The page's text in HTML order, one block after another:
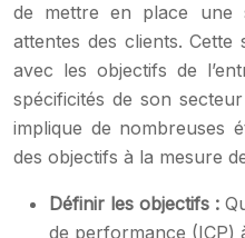
de mettre en place une
attentes des clients.
avec les objectifs de
spécificités de son
implique de nombreuses
des objectifs à la mesure
Définir les objectifs :
de performance (ICP)